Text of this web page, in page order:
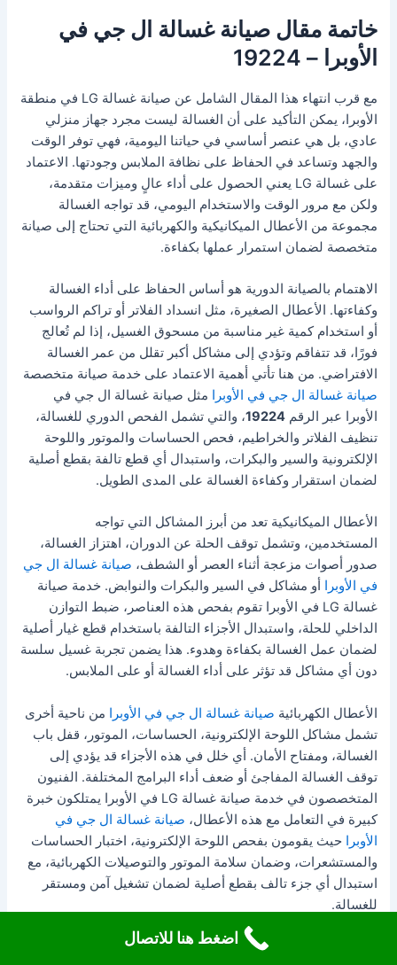
خاتمة مقال صيانة غسالة ال جي في
الأوبرا – 19224
مع قرب انتهاء هذا المقال الشامل عن صيانة غسالة LG في منطقة
الأوبرا، يمكن التأكيد على أن الغسالة ليست مجرد جهاز منزلي
عادي، بل هي عنصر أساسي في حياتنا اليومية، فهي توفر الوقت
والجهد وتساعد في الحفاظ على نظافة الملابس وجودتها. الاعتماد
على غسالة LG يعني الحصول على أداء عالٍ وميزات متقدمة،
ولكن مع مرور الوقت والاستخدام اليومي، قد تواجه الغسالة
مجموعة من الأعطال الميكانيكية والكهربائية التي تحتاج إلى صيانة
متخصصة لضمان استمرار عملها بكفاءة.
الاهتمام بالصيانة الدورية هو أساس الحفاظ على أداء الغسالة
وكفاءتها. الأعطال الصغيرة، مثل انسداد الفلاتر أو تراكم الرواسب
أو استخدام كمية غير مناسبة من مسحوق الغسيل، إذا لم تُعالج
فورًا، قد تتفاقم وتؤدي إلى مشاكل أكبر تقلل من عمر الغسالة
الافتراضي. من هنا تأتي أهمية الاعتماد على خدمة صيانة متخصصة
صيانة غسالة ال جي في الأوبرا مثل صيانة غسالة ال جي في
الأوبرا عبر الرقم19224، والتي تشمل الفحص الدوري للغسالة،
تنظيف الفلاتر والخراطيم، فحص الحساسات والموتور واللوحة
الإلكترونية والسير والبكرات، واستبدال أي قطع تالفة بقطع أصلية
لضمان استقرار وكفاءة الغسالة على المدى الطويل.
الأعطال الميكانيكية تعد من أبرز المشاكل التي تواجه
المستخدمين، وتشمل توقف الحلة عن الدوران، اهتزاز الغسالة،
صدور أصوات مزعجة أثناء العصر أو الشطف، صيانة غسالة ال جي
في الأوبرا أو مشاكل في السير والبكرات والنوابض. خدمة صيانة
غسالة LG في الأوبرا تقوم بفحص هذه العناصر، ضبط التوازن
الداخلي للحلة، واستبدال الأجزاء التالفة باستخدام قطع غيار أصلية
لضمان عمل الغسالة بكفاءة وهدوء. هذا يضمن تجربة غسيل سلسة
دون أي مشاكل قد تؤثر على أداء الغسالة أو على الملابس.
الأعطال الكهربائية صيانة غسالة ال جي في الأوبرا من ناحية أخرى
تشمل مشاكل اللوحة الإلكترونية، الحساسات، الموتور، قفل باب
الغسالة، ومفتاح الأمان. أي خلل في هذه الأجزاء قد يؤدي إلى
توقف الغسالة المفاجئ أو ضعف أداء البرامج المختلفة. الفنيون
المتخصصون في خدمة صيانة غسالة LG في الأوبرا يمتلكون خبرة
كبيرة في التعامل مع هذه الأعطال، صيانة غسالة ال جي في
الأوبرا حيث يقومون بفحص اللوحة الإلكترونية، اختبار الحساسات
والمستشعرات، وضمان سلامة الموتور والتوصيلات الكهربائية، مع
استبدال أي جزء تالف بقطع أصلية لضمان تشغيل آمن ومستقر
للغسالة.
من الأمور المهمة أيضًا هي الصيانة الوقائية التي تقلل من حدوث
اضغط هنا للاتصال